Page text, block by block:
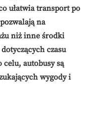
ułatwia transport po
na
niż inne środki
czasu
celu, autobusy są
wygody i